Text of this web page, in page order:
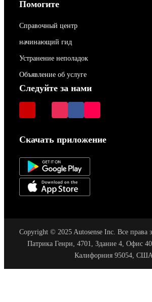
Помогите
Справочный центр
начинающий гид
Устранение неполадок
Объявление об услуге
Следуйте за нами
Скачать приложение
Copyright © 2025 Autosense Inc. Все
Патрика Генри, 4701, Здание 4, Офис
Калифорния 95054,